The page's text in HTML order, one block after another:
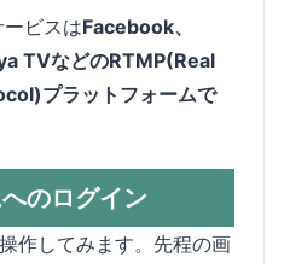
ビスはFacebook、
TVなどのRTMP(Real
プラットフォームで
のログイン
作してみます。先程の画